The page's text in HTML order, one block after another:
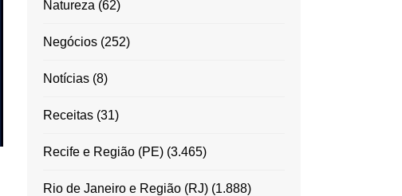
Natureza (62)
Negócios(252)
Notícias(8)
Receitas(31)
Recife e Região (PE)(3.465)
Rio de Janeiro e Região (RJ)(1.888)